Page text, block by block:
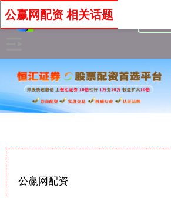
公赢网配资
公赢网配资 相关话题